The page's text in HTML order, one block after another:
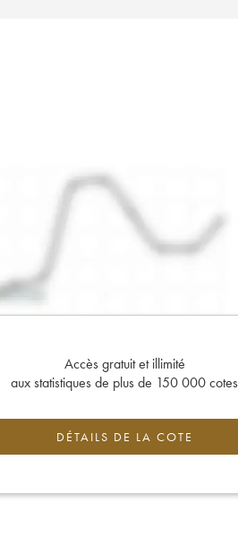
Accès gratuit et illimité
aux statistiques de plus de 150 000 cotes
DÉTAILS DE LA COTE